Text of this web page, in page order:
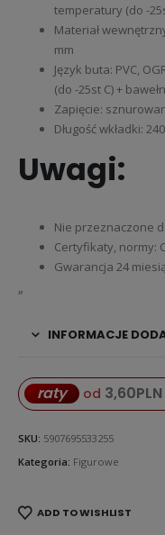
temperatury (do -
Materiał
mm
Język buta: PVC,
(do -25st C) +
Zapięcie:
Długość wkładki:
Uwagi:
Nie przeznaczone
Certyfikaty, normy:
Gwarancja 24
„
INFORMACJE
raty od 3,60PLN
SKU: 5907695533255
Kategoria: Figurowe
ADD TO WISHLIST